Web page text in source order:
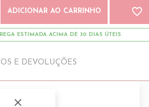
ADICIONAR AO CARRINHO favorite_border
ESTIMADA ACIMA DE 30 DIAS ÚTEIS
E DEVOLUÇÕES
close